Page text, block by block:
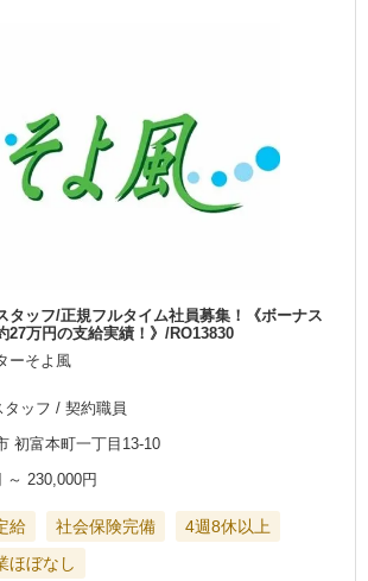
タッフ/正規フルタイム社員募集！《ボーナス
27万円の支給実績！》/RO13830
ーそよ風
ッフ / 契約職員
初富本町一丁目13-10
～230,000円
給 社会保険完備
4週8休以上
ほぼなし